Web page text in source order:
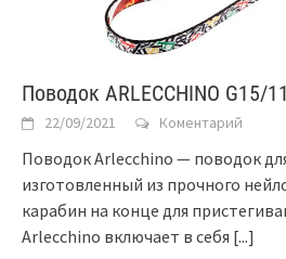
Поводок ARLECCHINO G15/
22/09/2021 Коментарий
Поводок Arlecchino — поводок
изготовленный из прочного
карабин на конце для
Arlecchino включает в себя [...]